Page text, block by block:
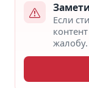
Если
жалобу.